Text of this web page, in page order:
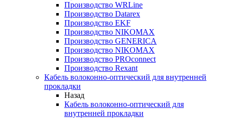
Производство WRLine
Производство Datarex
Производство EKF
Производство NIKOMAX
Производство GENERICA
Производство NIKOMAX
Производство PROconnect
Производство Rexant
Кабель волоконно-оптический для внутренней
прокладки
Назад
Кабель волоконно-оптический для
внутренней прокладки